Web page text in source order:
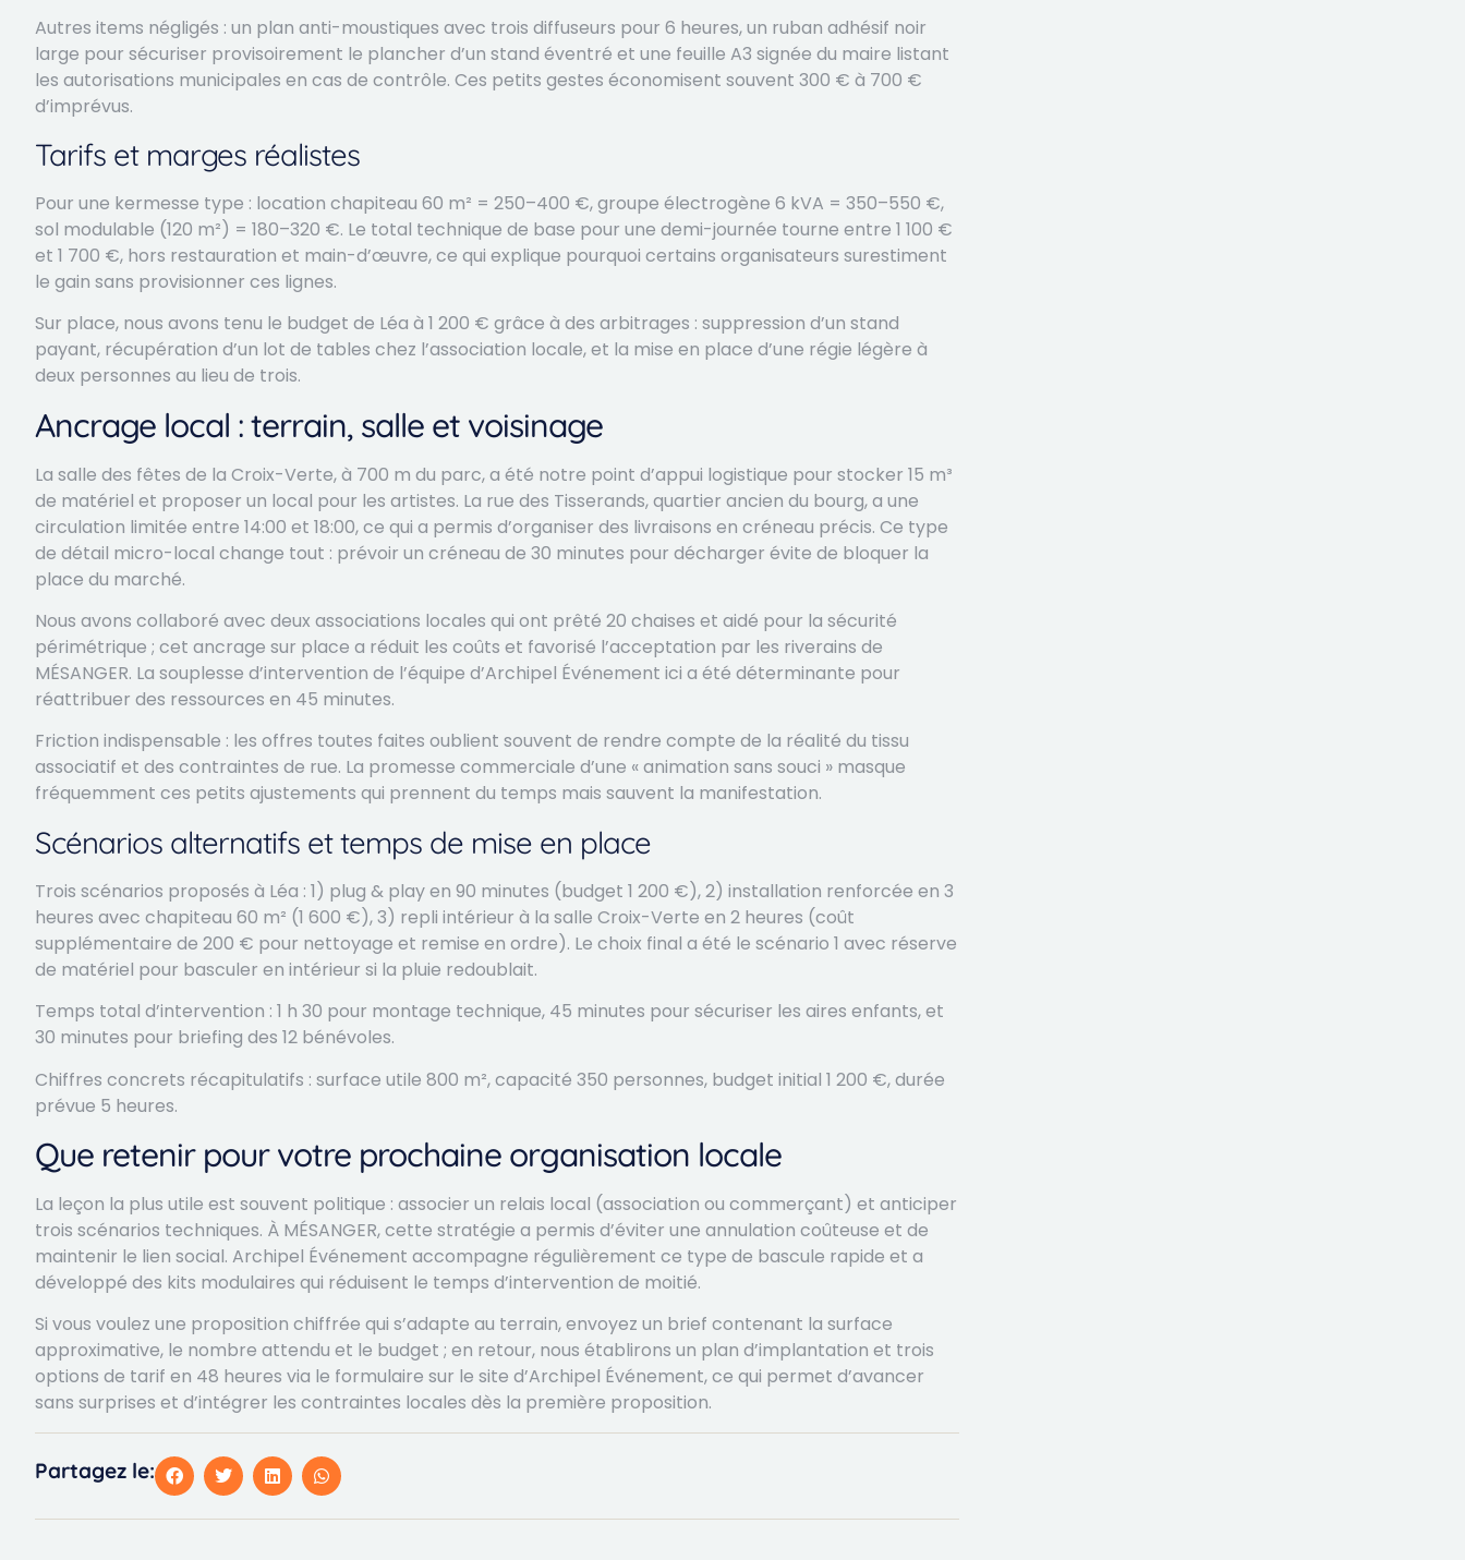
Autres items négligés : un plan anti-moustiques avec trois diffuseurs pour 6 heures, un ruban adhésif noir
large pour sécuriser provisoirement le plancher d’un stand éventré et une feuille A3 signée du maire listant
les autorisations municipales en cas de contrôle. Ces petits gestes économisent souvent 300 € à 700 €
d’imprévus.
Tarifs et marges réalistes
Pour une kermesse type : location chapiteau 60 m² = 250–400 €, groupe électrogène 6 kVA = 350–550 €,
sol modulable (120 m²) = 180–320 €. Le total technique de base pour une demi-journée tourne entre 1 100 €
et 1 700 €, hors restauration et main-d’œuvre, ce qui explique pourquoi certains organisateurs surestiment
le gain sans provisionner ces lignes.
Sur place, nous avons tenu le budget de Léa à 1 200 € grâce à des arbitrages : suppression d’un stand
payant, récupération d’un lot de tables chez l’association locale, et la mise en place d’une régie légère à
deux personnes au lieu de trois.
Ancrage local : terrain, salle et voisinage
La salle des fêtes de la Croix-Verte, à 700 m du parc, a été notre point d’appui logistique pour stocker 15 m³
de matériel et proposer un local pour les artistes. La rue des Tisserands, quartier ancien du bourg, a une
circulation limitée entre 14:00 et 18:00, ce qui a permis d’organiser des livraisons en créneau précis. Ce type
de détail micro-local change tout : prévoir un créneau de 30 minutes pour décharger évite de bloquer la
place du marché.
Nous avons collaboré avec deux associations locales qui ont prêté 20 chaises et aidé pour la sécurité
périmétrique ; cet ancrage sur place a réduit les coûts et favorisé l’acceptation par les riverains de
MÉSANGER. La souplesse d’intervention de l’équipe d’Archipel Événement ici a été déterminante pour
réattribuer des ressources en 45 minutes.
Friction indispensable : les offres toutes faites oublient souvent de rendre compte de la réalité du tissu
associatif et des contraintes de rue. La promesse commerciale d’une « animation sans souci » masque
fréquemment ces petits ajustements qui prennent du temps mais sauvent la manifestation.
Scénarios alternatifs et temps de mise en place
Trois scénarios proposés à Léa : 1) plug & play en 90 minutes (budget 1 200 €), 2) installation renforcée en 3
heures avec chapiteau 60 m² (1 600 €), 3) repli intérieur à la salle Croix-Verte en 2 heures (coût
supplémentaire de 200 € pour nettoyage et remise en ordre). Le choix final a été le scénario 1 avec réserve
de matériel pour basculer en intérieur si la pluie redoublait.
Temps total d’intervention : 1 h 30 pour montage technique, 45 minutes pour sécuriser les aires enfants, et
30 minutes pour briefing des 12 bénévoles.
Chiffres concrets récapitulatifs : surface utile 800 m², capacité 350 personnes, budget initial 1 200 €, durée
prévue 5 heures.
Que retenir pour votre prochaine organisation locale
La leçon la plus utile est souvent politique : associer un relais local (association ou commerçant) et anticiper
trois scénarios techniques. À MÉSANGER, cette stratégie a permis d’éviter une annulation coûteuse et de
maintenir le lien social. Archipel Événement accompagne régulièrement ce type de bascule rapide et a
développé des kits modulaires qui réduisent le temps d’intervention de moitié.
Si vous voulez une proposition chiffrée qui s’adapte au terrain, envoyez un brief contenant la surface
approximative, le nombre attendu et le budget ; en retour, nous établirons un plan d’implantation et trois
options de tarif en 48 heures via le formulaire sur le site d’Archipel Événement, ce qui permet d’avancer
sans surprises et d’intégrer les contraintes locales dès la première proposition.
Partagez le: